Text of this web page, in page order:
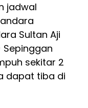
jadwal
Sultan Aji
Sepinggan
sekitar 2
dapat tiba di